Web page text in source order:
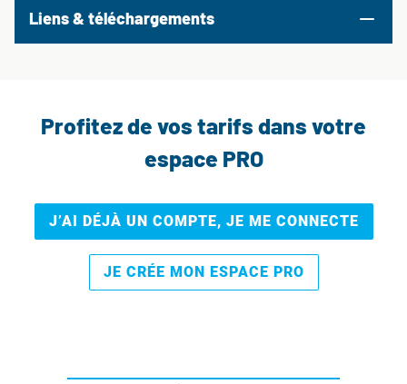
Liens & téléchargements
Profitez de vos tarifs dans votre
espace PRO
J’AI DÉJÀ UN COMPTE, JE ME CONNECTE
JE CRÉE MON ESPACE PRO